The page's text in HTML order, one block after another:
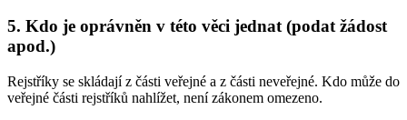
5. Kdo je oprávněn v této věci jednat (podat žádost
apod.)
Rejstříky se skládají z části veřejné a z části neveřejné. Kdo může do
veřejné části rejstříků nahlížet, není zákonem omezeno.